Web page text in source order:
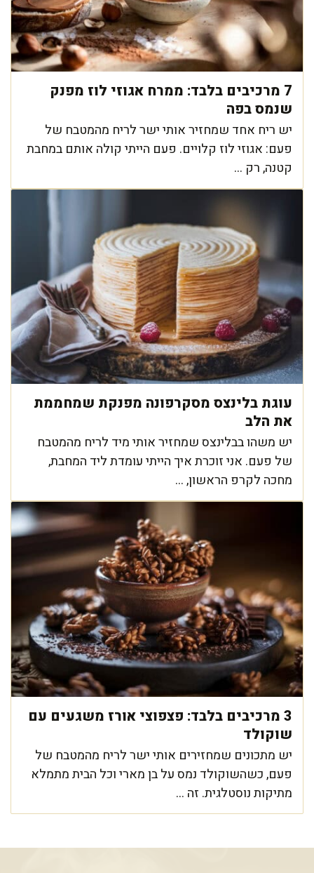
7 מרכיבים בלבד: ממרח אגוזי לוז מפנק
שנמס בפה
יש ריח אחד שמחזיר אותי ישר לריח מהמטבח של
פעם: אגוזי לוז קלויים. פעם הייתי קולה אותם במחבת
קטנה, רק ...
עוגת בלינצס מסקרפונה מפנקת שמחממת
את הלב
יש משהו בבלינצס שמחזיר אותי מיד לריח מהמטבח
של פעם. אני זוכרת איך הייתי עומדת ליד המחבת,
מחכה לקרפ הראשון, ...
3 מרכיבים בלבד: פצפוצי אורז משגעים עם
שוקולד
יש מתכונים שמחזירים אותי ישר לריח מהמטבח של
פעם, כשהשוקולד נמס על בן מארי וכל הבית מתמלא
מתיקות נוסטלגית. זה ...